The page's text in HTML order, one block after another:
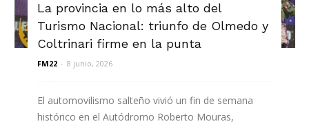
La provincia en lo más alto del
Turismo Nacional: triunfo de Olmedo y
Coltrinari firme en la punta
FM22 - 8 junio, 2026
El automovilismo salteño vivió un fin de semana
histórico en el Autódromo Roberto Mouras,